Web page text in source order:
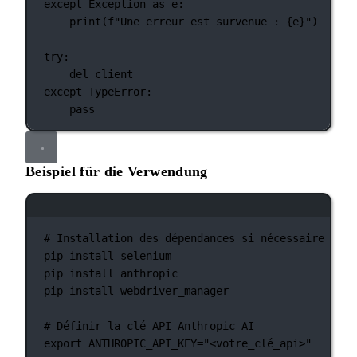
except
Exception as e:
print (f"Une erreur est survenue : {e}" )
try:
del
client
except TypeError:
pass
Beispiel für die Verwendung
# Installation des dépendances si nécessaire :
pip
install
selenium
pip
install
anthropic
pip
install webdriver_manager
# Définir la clé API Anthropic AI
export ANTHROPIC_API_KEY="<votre_clé_api>"